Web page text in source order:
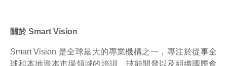
關於 Smart Vision
Smart Vision 是全球最大的專業機構之一，專注於從事全
球和本地資本市場領域的培訓、技能開發以及組織國際會